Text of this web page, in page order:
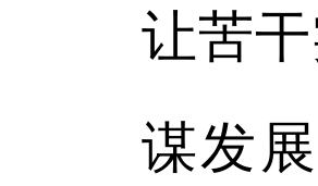
让苦
谋发